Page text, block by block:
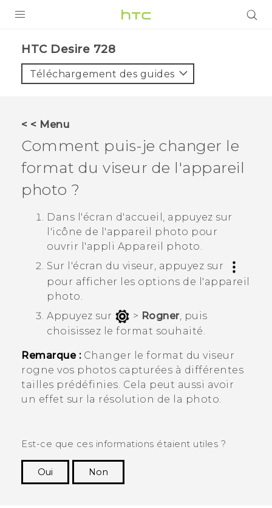
VIVE
VIVERSE
ASSISTANCE
Appareils HTC & Accessoires
Connexion
HTC Desire 728‎
Téléchargement des guides
< < Menu
Comment puis-je changer le
format du viseur de l'appareil
photo ?
Dans l'écran d'accueil , appuyez sur
l'icône de l'appareil photo pour
ouvrir l'appli Appareil photo.
Sur l'écran du viseur, appuyez sur
pour afficher les options de l'appareil
photo.
Appuyez sur
> Rogner, puis
choisissez le format souhaité.
Remarque :Changer le format du viseur
rogne vos photos capturées à différentes
tailles prédéfinies. Cela peut aussi avoir
un effet sur la résolution de la photo.
Est-ce que ces informations étaient utiles ?
Oui
Non